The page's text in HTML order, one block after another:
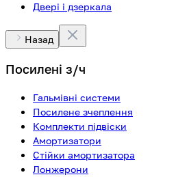
Двері і дзеркала
Назад
Посилені з/ч
Гальмівні системи
Посилене зчеплення
Комплекти підвіски
Амортизатори
Стійки амортизатора
Лонжерони